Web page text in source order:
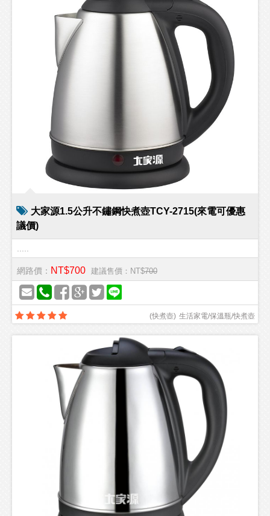
大家源1.5公升不鏽鋼快煮壺TCY-2715(來電可優惠
議價)
網路價： NT$700 建議售價：NT$700
生活家電/保溫瓶/快煮壺
(快煮壺)